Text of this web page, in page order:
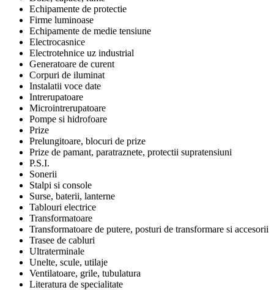
Echipamente de protectie
Firme luminoase
Echipamente de medie tensiune
Electrocasnice
Electrotehnice uz industrial
Generatoare de curent
Corpuri de iluminat
Instalatii voce date
Intrerupatoare
Microintrerupatoare
Pompe si hidrofoare
Prize
Prelungitoare, blocuri de prize
Prize de pamant, paratraznete, protectii supratensiuni
P.S.I.
Sonerii
Stalpi si console
Surse, baterii, lanterne
Tablouri electrice
Transformatoare
Transformatoare de putere, posturi de transformare si accesorii
Trasee de cabluri
Ultraterminale
Unelte, scule, utilaje
Ventilatoare, grile, tubulatura
Literatura de specialitate